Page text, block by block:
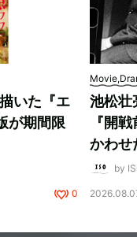
いた『エ
が期間限
0
池松壮
『開
かわせ
by